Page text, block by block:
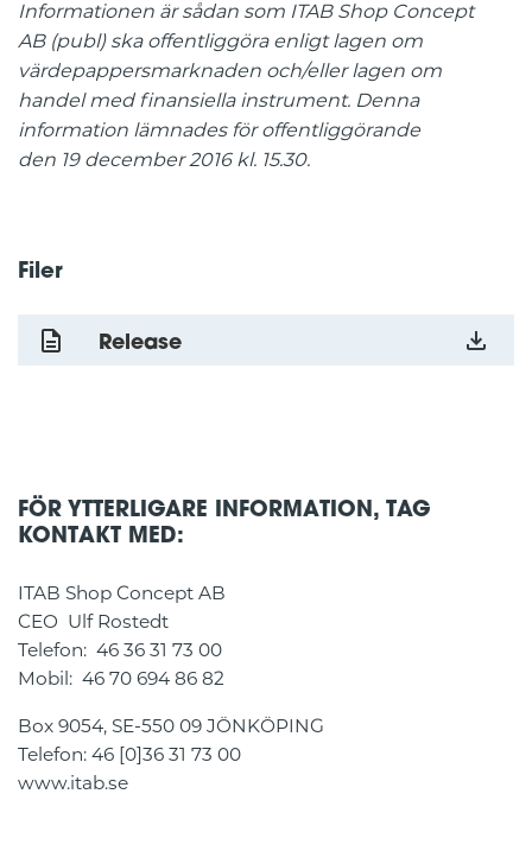
Informationen är sådan som ITAB Shop Concept
AB (publ) ska offentliggöra enligt lagen om
värdepappersmarknaden och/eller lagen om
handel med finansiella instrument. Denna
information lämnades för offentliggörande
den 19 december 2016 kl. 15.30.
Filer
Release
FÖR YTTERLIGARE INFORMATION, TAG
KONTAKT MED:
ITAB Shop Concept AB
CEO Ulf Rostedt
Telefon: 46 36 31 73 00
Mobil: 46 70 694 86 82
Box 9054, SE-550 09 JÖNKÖPING
Telefon: 46 [0]36 31 73 00
www.itab.se